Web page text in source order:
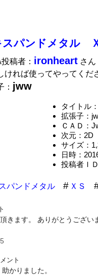
スパンドメタル
稿者： ironheart さん
ければ使ってやってくだ
： jww
タイトル
拡張子：
ＣＡＤ：
次元：2D
サイズ：
日時：
投稿者ＩＤ
パンドメタル ＸＳ
きます。 ありがとうござい
ント
かりました。